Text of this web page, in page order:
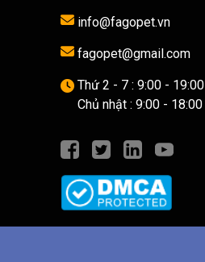
info@fagopet.vn
fagopet@gmail.com
Thứ 2 - 7 : 9:00 - 19:00
Chủ nhật : 9:00 - 18:00